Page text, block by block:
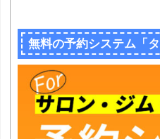
無料の予約システム「タ